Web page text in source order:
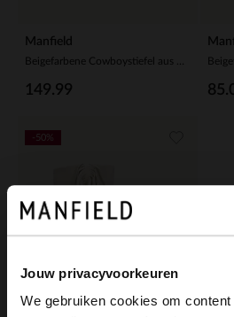
Jouw privacyvoorkeuren
We gebruiken cookies om
Manfield
149.99
-50%